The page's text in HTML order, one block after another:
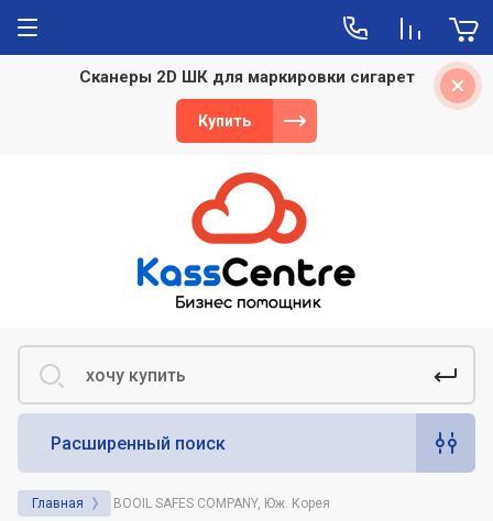
Полезная информация
Как автоматизировать магазин: какое
Автоматизация кафе и ресторана:
касса, учет, POS-оборудование и
система вызова персонала
Как выбрать сканер штрихкодов для
товаров
Как выбрать 1С для бизнеса:
торговли и управления компанией
Как выбрать кассовый аппарат для
бизнеса: на что обратить внимание
Сканеры 2D ШК для маркировки сигарет
Купить
Расширенный поиск
Главная BOOIL SAFES COMPANY, Юж. Корея